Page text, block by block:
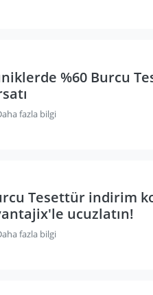
%60 Burcu
fazla bilgi
Tesettür indirim
ucuzlatın!
fazla bilgi